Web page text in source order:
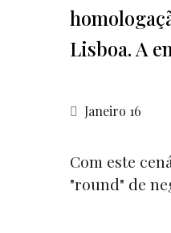
Lisboa. A
Janeiro 16
Com este
"round" de